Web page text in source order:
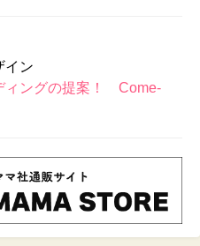
イン
ィングの提案！ Come-